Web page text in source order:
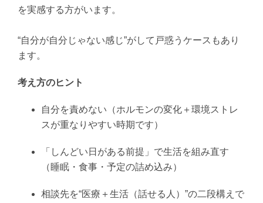
を実感する方がいます。
“自分が自分じゃない感じ”がして戸惑うケースもあり
ます。
考え方のヒント
自分を責めない（ホルモンの変化＋環境ストレ
スが重なりやすい時期です）
「しんどい日がある前提」で生活を組み直す
（睡眠・食事・予定の詰め込み）
相談先を“医療＋生活（話せる人）”の二段構えで